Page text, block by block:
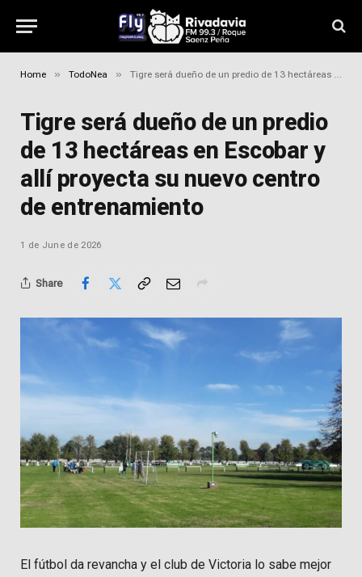
Home » TodoNea » Tigre será dueño de un predio de 13 hectáreas en Escobar y allí proyecta su nuevo centro de entrenamiento
Tigre será dueño de un predio
de 13 hectáreas en Escobar y
allí proyecta su nuevo centro
de entrenamiento
1 de June de 2026
Share
El fútbol da revancha y el club de Victoria lo sabe mejor